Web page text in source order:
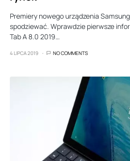
Premiery nowego urządzenia
spodziewać. Wprawdzie pierwsze
Tab A 8.0 2019…
4 LIPCA 2019 NO COMMENTS